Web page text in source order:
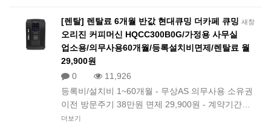
새창
[렌탈] 렌탈료 6개월 반값 현대큐밍 더카페 큐밍
오리진 커피머신 HQCC300B0G/가정용 사무실
업소용/의무사용60개월/등록설치비면제/렌탈료 월
29,900원
0
11,926
등록비/설치비 1~60개월 - 무상AS 의무사용 소유권
이전 방문주기 38만원 면제 29,900원 - 계약기간…
더보기